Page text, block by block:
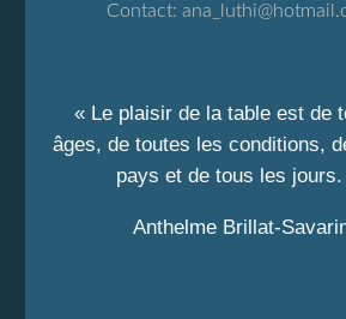
Contact:
« Le plaisir de la table est de
âges, de toutes les conditions,
pays et de tous les
Anthelme Brillat-